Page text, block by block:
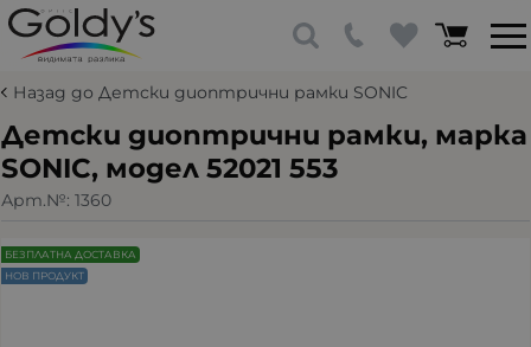
Назад до Детски диоптрични рамки SONIC
Детски диоптрични рамки, марка
SONIC, модел 52021 553
Арт.№: 1360
БЕЗПЛАТНА ДОСТАВКА
НОВ ПРОДУКТ